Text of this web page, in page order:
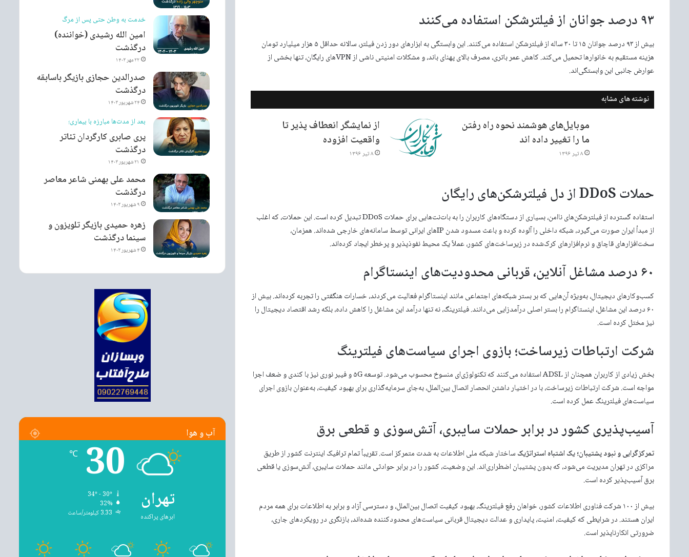
۹۳ درصد جوانان از فیلترشکن استفاده می‌کنند
بیش از ۹۳ درصد جوانان ۱۵ تا ۳۰ ساله از فیلترشکن استفاده می‌کنند. این وابستگی به ابزارهای دور زدن فیلتر، سالانه حداقل ۵ هزار میلیارد تومان
هزینه مستقیم به خانوارها تحمیل می‌کند. کاهش عمر باتری، مصرف بالای پهنای باند، و مشکلات امنیتی ناشی از VPNهای رایگان، تنها بخشی از
عوارض جانبی این وابستگی‌اند.
نوشته های مشابه
موبایل‌های هوشمند نحوه راه رفتن
ما را تغییر داده اند
۸ تیر ۱۳۹۶
از نمایشگر انعطاف پذیر تا
واقعیت افزوده
۸ تیر ۱۳۹۶
حملات DDoS از دل فیلترشکن‌های رایگان
استفاده گسترده از فیلترشکن‌های ناامن، بسیاری از دستگاه‌های کاربران را به بات‌نت‌هایی برای حملات DDoS تبدیل کرده است. این حملات، که اغلب
از مبدأ ایران صورت می‌گیرد، شبکه داخلی را آلوده کرده و باعث مسدود شدن IPهای ایرانی توسط سامانه‌های خارجی شده‌اند. همزمان،
سخت‌افزارهای قاچاق و نرم‌افزارهای کرک‌شده در زیرساخت‌های کشور، عملاً یک محیط نفوذپذیر و پرخطر ایجاد کرده‌اند.
۶۰ درصد مشاغل آنلاین، قربانی محدودیت‌های اینستاگرام
کسب‌وکارهای دیجیتال، به‌ویژه آن‌هایی که بر بستر شبکه‌های اجتماعی مانند اینستاگرام فعالیت می‌کردند، خسارات هنگفتی را تجربه کرده‌اند. بیش از
۶۰ درصد این مشاغل، اینستاگرام را بستر اصلی درآمدزایی می‌دانند. فیلترینگ، نه تنها درآمد این مشاغل را کاهش داده، بلکه رشد اقتصاد دیجیتال را
نیز مختل کرده است.
شرکت ارتباطات زیرساخت؛ بازوی اجرای سیاست‌های فیلترینگ
بخش زیادی از کاربران همچنان از ADSL استفاده می‌کنند که تکنولوژی‌ای منسوخ محسوب می‌شود. توسعه ۵G و فیبر نوری نیز با کندی و ضعف اجرا
مواجه است. شرکت ارتباطات زیرساخت، با در اختیار داشتن انحصار اتصال بین‌الملل، به‌جای سرمایه‌گذاری برای بهبود کیفیت، به‌عنوان بازوی اجرای
سیاست‌های فیلترینگ عمل کرده است.
آسیب‌پذیری کشور در برابر حملات سایبری، آتش‌سوزی و قطعی برق
تمرکزگرایی و نبود پشتیبان؛ یک اشتباه استراتژیکساختار شبکه ملی اطلاعات به شدت متمرکز است. تقریباً تمام ترافیک اینترنت کشور از طریق
مراکزی در تهران مدیریت می‌شود، که بدون پشتیبان اضطراری‌اند. این وضعیت، کشور را در برابر حوادثی مانند حملات سایبری، آتش‌سوزی یا قطعی
برق آسیب‌پذیر کرده است.
بیش از ۱۰۰ شرکت فناوری اطلاعات کشور، خواهان رفع فیلترینگ، بهبود کیفیت اتصال بین‌الملل، و دسترسی آزاد و برابر به اطلاعات برای همه مردم
ایران هستند. در شرایطی که کیفیت، امنیت، پایداری و عدالت دیجیتال قربانی سیاست‌های محدودکننده شده‌اند، بازنگری در رویکردهای جاری،
ضرورتی انکارناپذیر است.
خدمت به وطن حتی پس از مرگ
امین الله رشیدی (خواننده)
درگذشت
۲۲ مهر ۱۴۰۳
صدرالدین حجازی بازیگر باسابقه
درگذشت
۲۴ شهریور ۱۴۰۳
بعد از مدت‌ها مبارزه با بیماری؛
پری صابری کارگردان تئاتر
درگذشت
۲۱ شهریور ۱۴۰۳
محمد علی بهمنی شاعر معاصر
درگذشت
۹ شهریور ۱۴۰۳
زهره حمیدی بازیگر تلویزون و
سینما درگذشت
۴ شهریور ۱۴۰۳
آب و هوا
تهران
ابرهای پراکنده
30
℃
32%
3.33 کیلومتر/ساعت